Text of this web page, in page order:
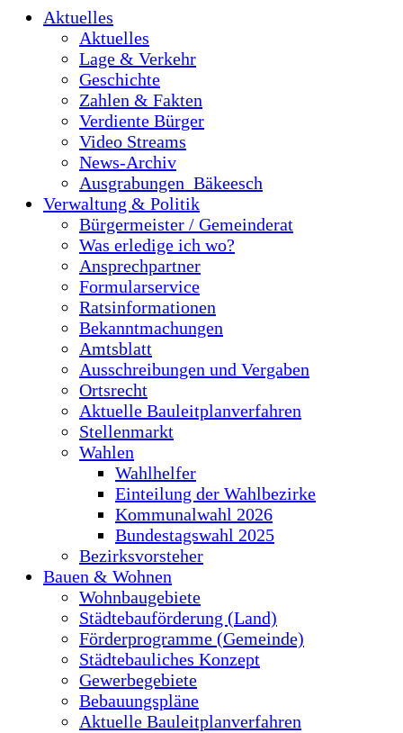
Aktuelles
Aktuelles
Lage & Verkehr
Geschichte
Zahlen & Fakten
Verdiente Bürger
Video Streams
News-Archiv
Ausgrabungen_Bäkeesch
Verwaltung & Politik
Bürgermeister / Gemeinderat
Was erledige ich wo?
Ansprechpartner
Formularservice
Ratsinformationen
Bekanntmachungen
Amtsblatt
Ausschreibungen und Vergaben
Ortsrecht
Aktuelle Bauleitplanverfahren
Stellenmarkt
Wahlen
Wahlhelfer
Einteilung der Wahlbezirke
Kommunalwahl 2026
Bundestagswahl 2025
Bezirksvorsteher
Bauen & Wohnen
Wohnbaugebiete
Städtebauförderung (Land)
Förderprogramme (Gemeinde)
Städtebauliches Konzept
Gewerbegebiete
Bebauungspläne
Aktuelle Bauleitplanverfahren